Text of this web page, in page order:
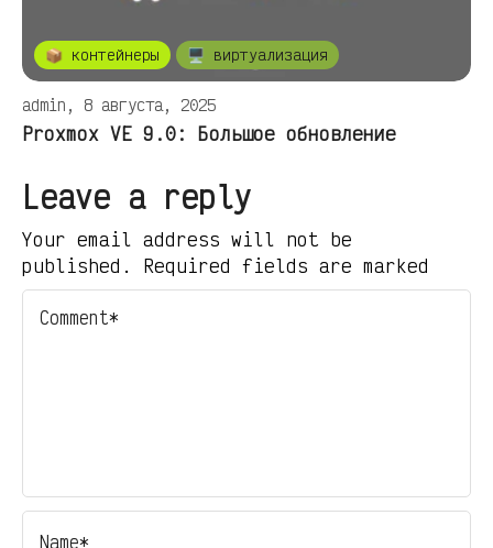
📦 контейнеры 🖥️ виртуализация
admin, 8 августа, 2025
Proxmox VE 9.0: Большое обновление
Leave a reply
Your email address will not be
published. Required fields are marked